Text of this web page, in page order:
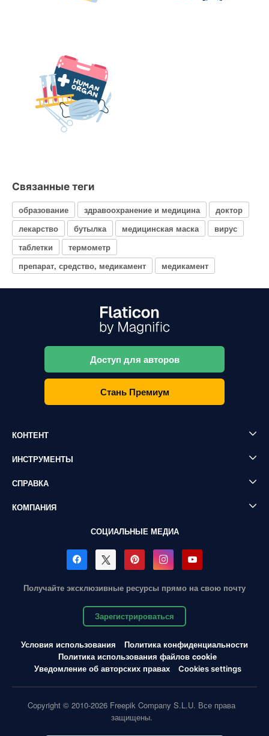
Связанные теги
образование здравоохранение и медицина
доктор
лекарство
бутылка медицинская маска
вирус
таблетки
термометр
препарат, средство, медикамент
медикамент
Доступ для авторов
Стань Премиум
КОНТЕНТ
ИНСТРУМЕНТЫ
СПРАВКА
КОМПАНИЯ
СОЦИАЛЬНЫЕ МЕДИА
Получайте эксклюзивные ресурсы прямо на свою почту
Зарегистрироваться
Условия использования
Политика конфиденциальности
Политика использования файлов cookie
Уведомление об авторских правах
Cookies settings
Copyright © 2010-2026 Freepik Company S.L.U. Все права
защищены.